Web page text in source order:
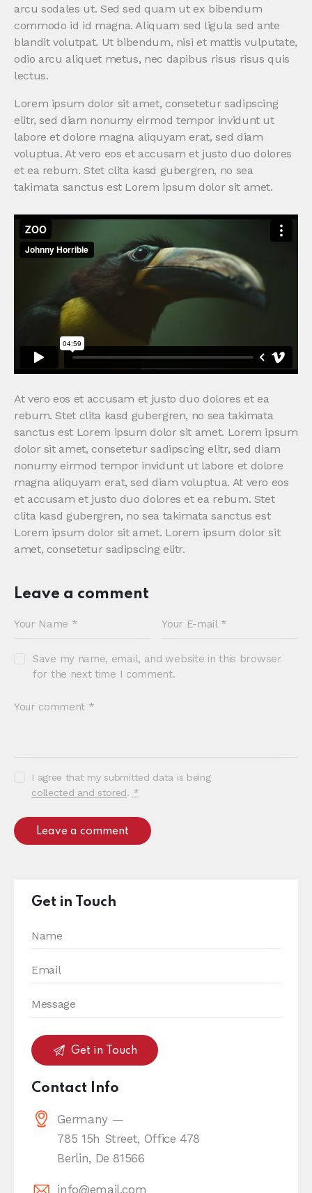
arcu sodales ut. Sed sed quam ut ex bibendum
commodo id id magna. Aliquam sed ligula sed ante
blandit volutpat. Ut bibendum, nisi et mattis vulputate,
odio arcu aliquet metus, nec dapibus risus risus quis
lectus.
Lorem ipsum dolor sit amet, consetetur sadipscing
elitr, sed diam nonumy eirmod tempor invidunt ut
labore et dolore magna aliquyam erat, sed diam
voluptua. At vero eos et accusam et justo duo dolores
et ea rebum. Stet clita kasd gubergren, no sea
takimata sanctus est Lorem ipsum dolor sit amet.
At vero eos et accusam et justo duo dolores et ea
rebum. Stet clita kasd gubergren, no sea takimata
sanctus est Lorem ipsum dolor sit amet. Lorem ipsum
dolor sit amet, consetetur sadipscing elitr, sed diam
nonumy eirmod tempor invidunt ut labore et dolore
magna aliquyam erat, sed diam voluptua. At vero eos
et accusam et justo duo dolores et ea rebum. Stet
clita kasd gubergren, no sea takimata sanctus est
Lorem ipsum dolor sit amet. Lorem ipsum dolor sit
amet, consetetur sadipscing elitr.
Leave a comment
Save my name, email, and website in this browser
for the next time I comment.
I agree that my submitted data is being
collected and stored. *
Get in Touch
Contact Info
Germany —
785 15h Street, Office 478
Berlin, De 81566
info@email.com